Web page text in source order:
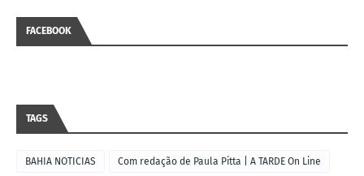
FACEBOOK
TAGS
BAHIA NOTICIAS Com redação de Paula Pitta | A TARDE On Line